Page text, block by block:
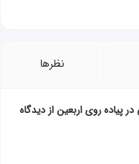
نظرها
پیاده روی اربعین از دیدگاه